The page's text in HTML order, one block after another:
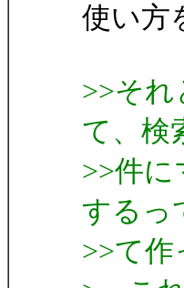
使い方
>>そ
て、検
>>件
するっ
>>て